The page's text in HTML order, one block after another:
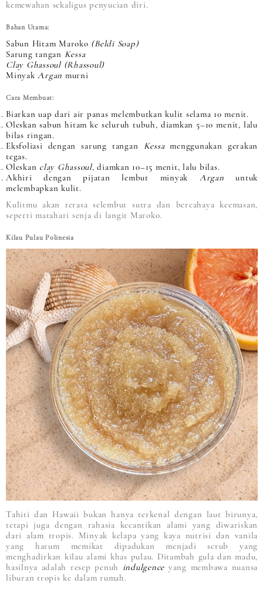
kemewahan sekaligus penyucian diri.
Bahan Utama:
Sabun Hitam Maroko (Beldi Soap)
Sarung tangan Kessa
Clay Ghassoul (Rhassoul)
MinyakArgan murni
Cara Membuat:
Biarkan uap dari air panas melembutkan kulit selama 10 menit.
Oleskan sabun hitam ke seluruh tubuh, diamkan 5–10 menit, lalu
bilas ringan.
Eksfoliasi dengan sarung tangan Kessamenggunakan gerakan
tegas.
Oleskan clay Ghassoul, diamkan 10–15 menit, lalu bilas.
Akhiri dengan pijatan lembut minyak Arganuntuk
melembapkan kulit.
Kulitmu akan terasa selembut sutra dan bercahaya keemasan,
seperti matahari senja di langit Maroko.
Kilau Pulau Polinesia
Tahiti dan Hawaii bukan hanya terkenal dengan laut birunya,
tetapi juga dengan rahasia kecantikan alami yang diwariskan
dari alam tropis. Minyak kelapa yang kaya nutrisi dan vanila
yang harum memikat dipadukan menjadi scrub yang
menghadirkan kilau alami khas pulau. Ditambah gula dan madu,
hasilnya adalah resep penuh indulgence yang membawa nuansa
liburan tropis ke dalam rumah.